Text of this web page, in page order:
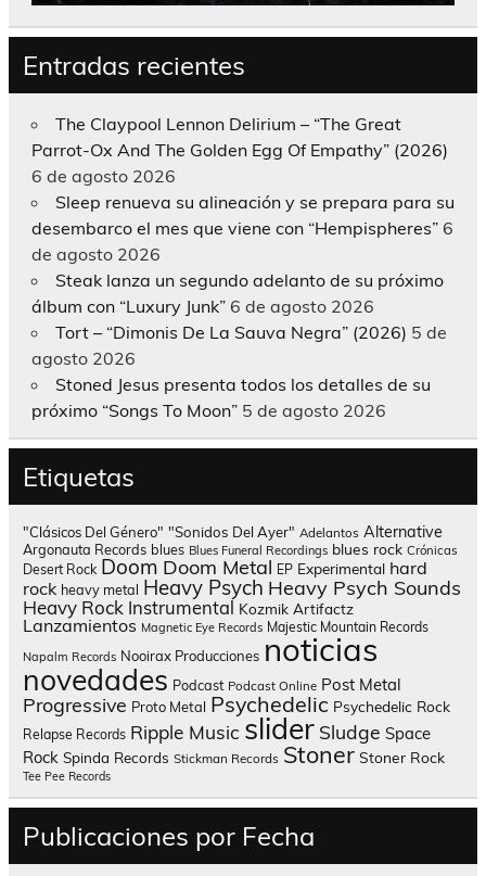
Entradas recientes
The Claypool Lennon Delirium – “The Great
Parrot-Ox And The Golden Egg Of Empathy” (2026)
6 de agosto 2026
Sleep renueva su alineación y se prepara para su
desembarco el mes que viene con “Hempispheres” 6
de agosto 2026
Steak lanza un segundo adelanto de su próximo
álbum con “Luxury Junk” 6 de agosto 2026
Tort – “Dimonis De La Sauva Negra” (2026) 5 de
agosto 2026
Stoned Jesus presenta todos los detalles de su
próximo “Songs To Moon” 5 de agosto 2026
Etiquetas
"Clásicos Del Género" "Sonidos Del Ayer" Adelantos Alternative
Argonauta Records blues Blues Funeral Recordings blues rock Crónicas
Desert Rock Doom Doom Metal EP Experimental hard
rock heavy metal Heavy Psych Heavy Psych Sounds
Heavy Rock Instrumental Kozmik Artifactz
Lanzamientos Magnetic Eye Records Majestic Mountain Records
Napalm Records Nooirax Producciones noticias
novedades Podcast Podcast Online Post Metal
Progressive Proto Metal Psychedelic Psychedelic Rock
Relapse Records Ripple Music slider Sludge Space
Rock Spinda Records Stickman Records Stoner Stoner Rock
Tee Pee Records
Publicaciones por Fecha